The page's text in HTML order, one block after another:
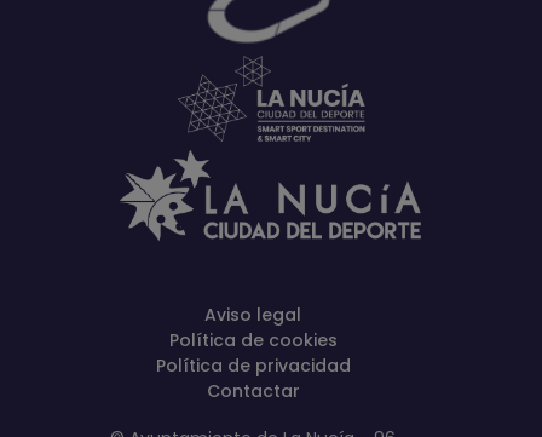
Aviso legal
Política de cookies
Política de privacidad
Contactar